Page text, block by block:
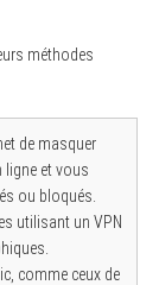
méthodes
de masquer
ligne et vous
ou bloqués.
utilisant un VPN
comme ceux de